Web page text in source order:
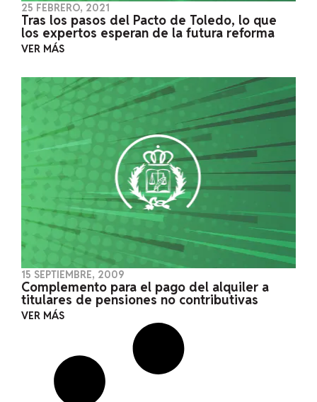
25 FEBRERO, 2021
Tras los pasos del Pacto de Toledo, lo que
los expertos esperan de la futura reforma
VER MÁS
15 SEPTIEMBRE, 2009
Complemento para el pago del alquiler a
titulares de pensiones no contributivas
VER MÁS